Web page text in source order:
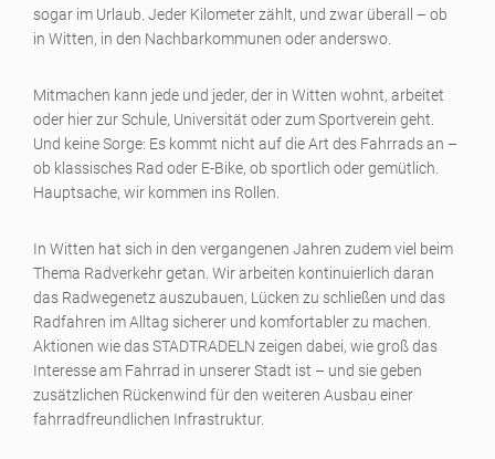
sogar im Urlaub. Jeder Kilometer zählt, und zwar überall – ob
in Witten, in den Nachbarkommunen oder anderswo.
Mitmachen kann jede und jeder, der in Witten wohnt, arbeitet
oder hier zur Schule, Universität oder zum Sportverein geht.
Und keine Sorge: Es kommt nicht auf die Art des Fahrrads an –
ob klassisches Rad oder E-Bike, ob sportlich oder gemütlich.
Hauptsache, wir kommen ins Rollen.
In Witten hat sich in den vergangenen Jahren zudem viel beim
Thema Radverkehr getan. Wir arbeiten kontinuierlich daran
das Radwegenetz auszubauen, Lücken zu schließen und das
Radfahren im Alltag sicherer und komfortabler zu machen.
Aktionen wie das STADTRADELN zeigen dabei, wie groß das
Interesse am Fahrrad in unserer Stadt ist – und sie geben
zusätzlichen Rückenwind für den weiteren Ausbau einer
fahrradfreundlichen Infrastruktur.